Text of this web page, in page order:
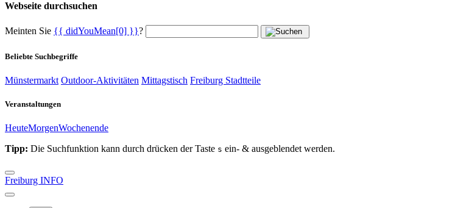
Webseite durchsuchen
Meinten Sie {{ didYouMean[0] }}?
Beliebte Suchbegriffe
Münstermarkt Outdoor-Aktivitäten Mittagstisch Freiburg Stadtteile
Veranstaltungen
HeuteMorgenWochenende
Tipp: Die Suchfunktion kann durch drücken der Taste s ein- & ausgeblendet werden.
Freiburg INFO